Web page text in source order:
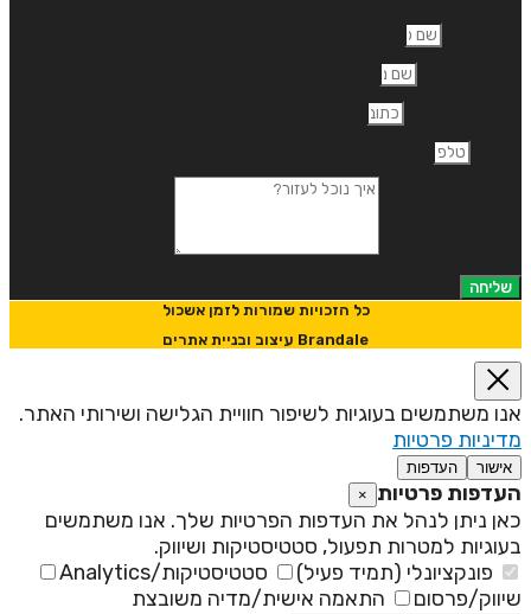
שליחה
כל הזכויות שמורות לזמן אשכול
Brandale עיצוב ובניית אתרים
משתמשים בעוגיות לשיפור חוויית הגלישה ושירותי האתר.
פרטיות
אישור העדפות
פרטיות ×
ניתן לנהל את העדפות הפרטיות שלך. אנו משתמשים
למטרות תפעול, סטטיסטיקות ושיווק.
פונקציונלי (תמיד פעיל)
סטטיסטיקות/Analytics
פרסום
התאמה אישית/מדיה משובצת